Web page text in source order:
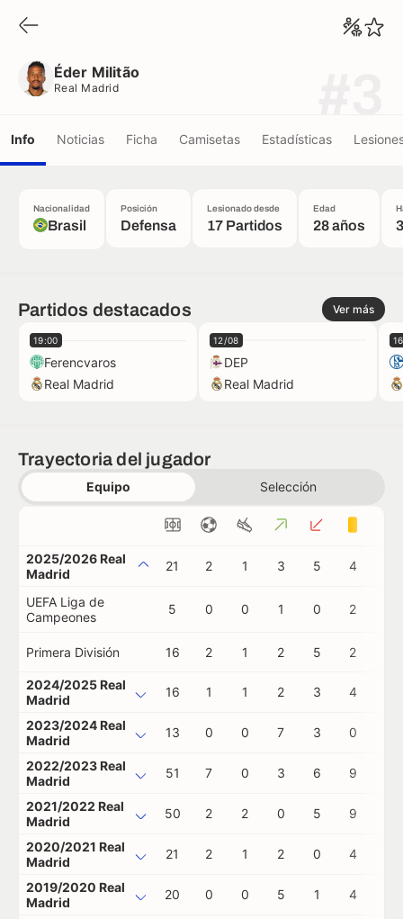
Éder Militão
Real Madrid
Info Noticias Ficha Camisetas Estadísticas
Nacionalidad
Brasil
Posición
Defensa
Lesionado desde
17 Partidos
Edad
28 años
Partidos destacados Ver más
19:00
Ferencvaros
Real Madrid
12/08
DEP
Real Madrid
Trayectoria del jugador
Equipo Selección
2025/2026 Real
Madrid
21 2 1 3 5 4
UEFA Liga de
Campeones
5 0 0 1 0 2
Primera División 16 2 1 2 5 2
2024/2025 Real
Madrid
16 1 1 2 3 4
2023/2024 Real
Madrid
13 0 0 7 3 0
2022/2023 Real
Madrid
51 7 0 3 6 9
2021/2022 Real
Madrid
50 2 2 0 5 9
2020/2021 Real
Madrid
21 2 1 2 0 4
2019/2020 Real
Madrid
20 0 0 5 1 4